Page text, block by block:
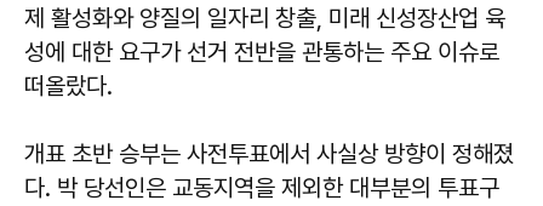
제 활성화와 양질의 일자리 창출, 미래 신성장산업 육
성에 대한 요구가 선거 전반을 관통하는 주요 이슈로
떠올랐다.
개표 초반 승부는 사전투표에서 사실상 방향이 정해졌
다. 박 당선인은 교동지역을 제외한 대부분의 투표구